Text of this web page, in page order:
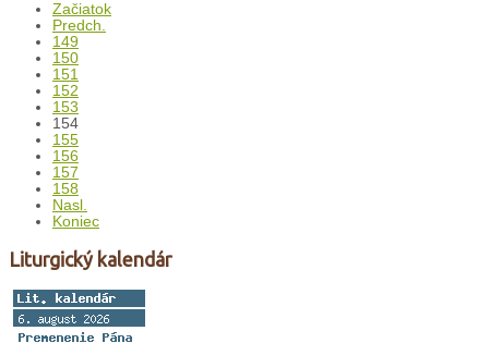
Začiatok
Predch.
149
150
151
152
153
154
155
156
157
158
Nasl.
Koniec
Liturgický kalendár